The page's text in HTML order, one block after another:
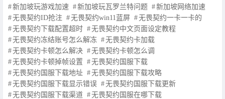
新加坡玩游戏加速
新加坡玩瓦罗兰特问题
新加坡网络加速
无畏契约ID抢注
无畏契约win11蓝屏
无畏契约一卡一卡的
无畏契约下载配置超时
无畏契约中文页面设定教程
无畏契约冻结账号怎么解冻
无畏契约卡加载
无畏契约卡顿怎么解决
无畏契约卡顿怎么调
无畏契约卡顿掉帧设置
无畏契约国服下载
无畏契约国服下载地址
无畏契约国服下载攻略
无畏契约国服下载显示错误
无畏契约国服下载更新
无畏契约国服下载渠道
无畏契约国服在哪下载